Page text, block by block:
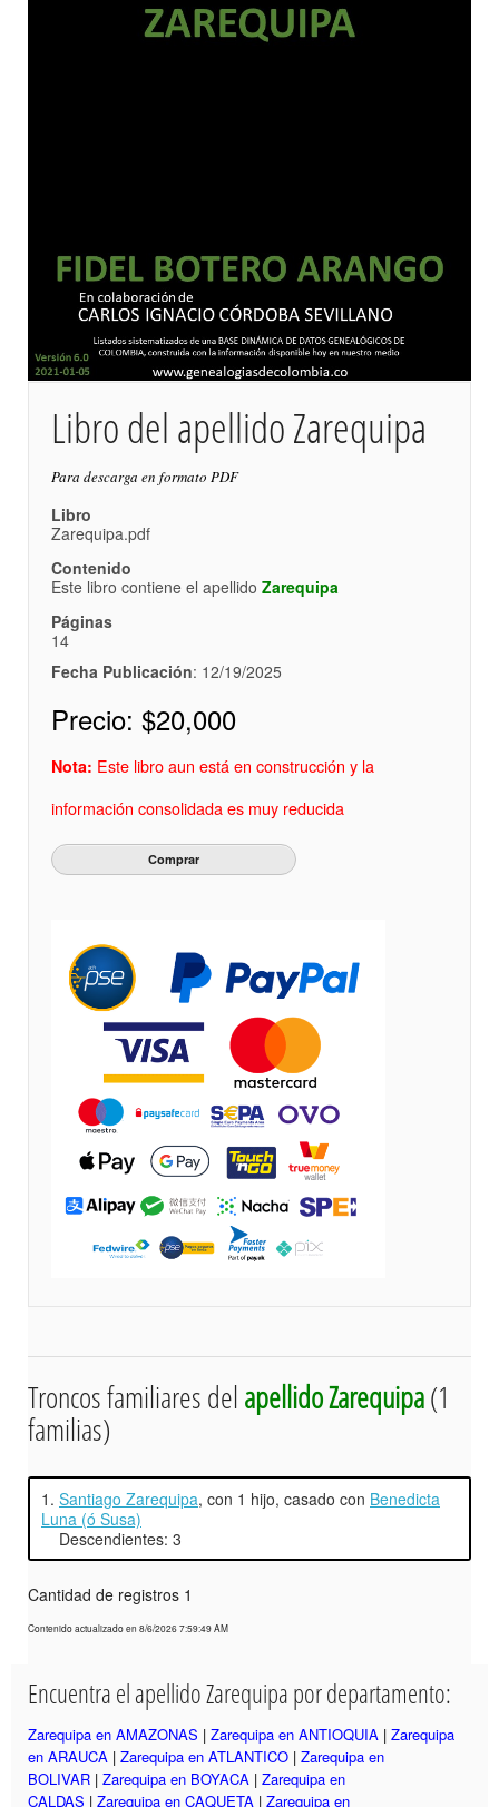
Libro del apellido Zarequipa
Para descarga en formato PDF
Libro
Zarequipa.pdf
Contenido
Este libro contiene el apellido Zarequipa
Páginas
14
Fecha Publicación: 12/19/2025
Precio: $20,000
Nota: Este libro aun está en construcción y la
información consolidada es muy reducida
Troncos familiares delapellido Zarequipa(1
familias)
1. Santiago Zarequipa, con 1 hijo, casado con Benedicta
Luna (ó Susa)
Descendientes: 3
Cantidad de registros 1
Contenido actualizado en 8/6/2026 7:59:49 AM
Encuentra el apellido Zarequipa por departamento:
Zarequipa en AMAZONAS | Zarequipa en ANTIOQUIA | Zarequipa
en ARAUCA | Zarequipa en ATLANTICO | Zarequipa en
BOLIVAR | Zarequipa en BOYACA | Zarequipa en
CALDAS | Zarequipa en CAQUETA | Zarequipa en